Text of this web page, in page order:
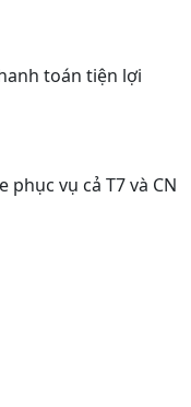
toán tiện lợi
vụ cả T7 và CN